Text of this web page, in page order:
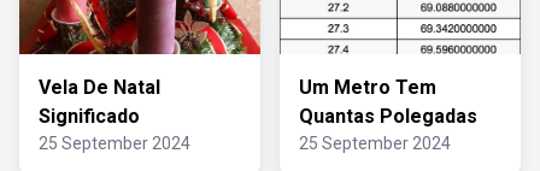
Vela De Natal
Significado
25 September 2024
Um Metro Tem
Quantas Polegadas
25 September 2024